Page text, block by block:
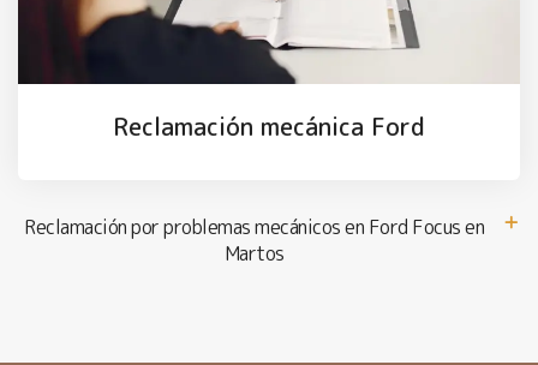
Reclamación mecánica Ford
Reclamación por problemas mecánicos en Ford Focus en
Martos